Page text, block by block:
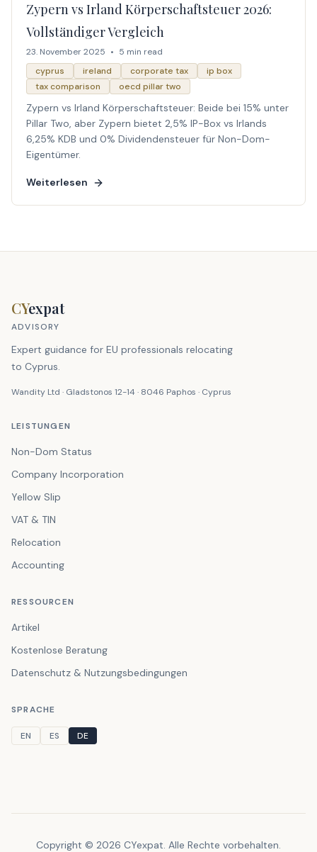
Zypern vs Irland Körperschaftsteuer 2026:
Vollständiger Vergleich
23. November 2025 • 5 min read
cyprus
ireland corporate tax
ip box
tax comparison
oecd pillar two
Zypern vs Irland Körperschaftsteuer: Beide bei 15% unter
Pillar Two, aber Zypern bietet 2,5% IP-Box vs Irlands
6,25% KDB und 0% Dividendensteuer für Non-Dom-
Eigentümer.
Weiterlesen
CYexpat
ADVISORY
Expert guidance for EU professionals relocating
to Cyprus.
Wandity Ltd · Gladstonos 12-14 · 8046 Paphos · Cyprus
LEISTUNGEN
Non-Dom Status
Company Incorporation
Yellow Slip
VAT & TIN
Relocation
Accounting
RESSOURCEN
Artikel
Kostenlose Beratung
Datenschutz & Nutzungsbedingungen
SPRACHE
EN ES DE
Copyright © 2026 CYexpat. Alle Rechte vorbehalten.